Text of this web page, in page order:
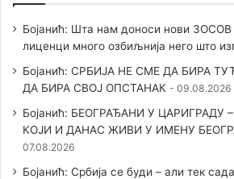
Бојанић: Шта нам доноси нови ЗОСОВ
лиценци много озбиљнија него што
Бојанић: СРБИЈА НЕ СМЕ ДА БИРА
ДА БИРА СВОЈ ОПСТАНАК
09.08.2026
Бојанић: БЕОГРАЂАНИ У ЦАРИГРАДУ
КОЈИ И ДАНАС ЖИВИ У ИМЕНУ
07.08.2026
Бојанић: Србија се буди – али тек